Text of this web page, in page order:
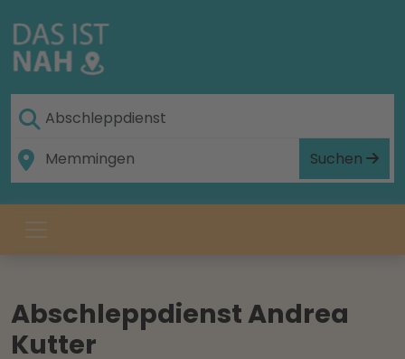
Suchen
Abschleppdienst Andrea
Kutter